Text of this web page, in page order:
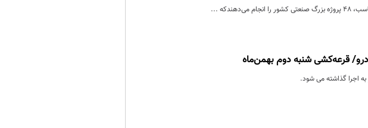
قرعه‌کشی شنبه دوم بهمن‌ماه
اجرا گذاشته می شود.